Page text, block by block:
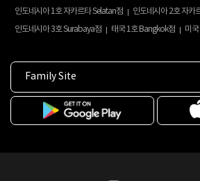
인도네시아 1호 자카르타 Selatan점
인도네시아 2호 자카
인도네시아 3호 Surabaya점
태국 1호 Bangkok점 미국
Family Site